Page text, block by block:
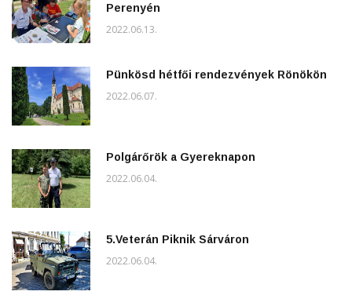
Perenyén
2022.06.13.
Pünkösd hétfői rendezvények Rönökön
2022.06.07.
Polgárőrök a Gyereknapon
2022.06.04.
5.Veterán Piknik Sárváron
2022.06.04.